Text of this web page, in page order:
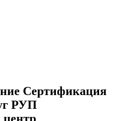
Сертификация
РУП